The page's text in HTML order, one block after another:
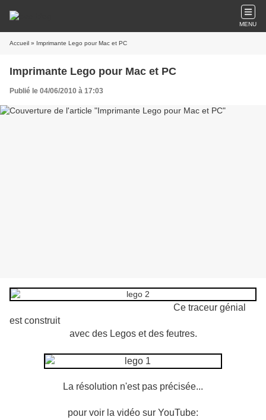
MENU
Accueil » Imprimante Lego pour Mac et PC
Imprimante Lego pour Mac et PC
Publié le 04/06/2010 à 17:03
Ce traceur génial
est construit
avec des Legos et des feutres.
La résolution n'est pas précisée...
pour voir la vidéo sur YouTube: